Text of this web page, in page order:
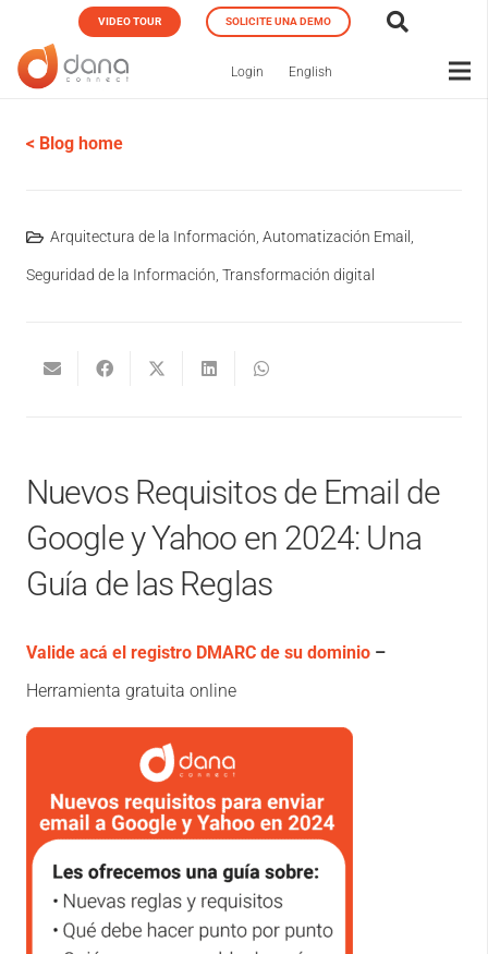
VIDEO TOUR SOLICITE UNA DEMO
Login English
< Blog home
Arquitectura de la Información, Automatización Email ,
Seguridad de la Información, Transformación digital
Nuevos Requisitos de Email de
Google y Yahoo en 2024: Una
Guía de las Reglas
Valide acá el registro DMARC de su dominio –
Herramienta gratuita online